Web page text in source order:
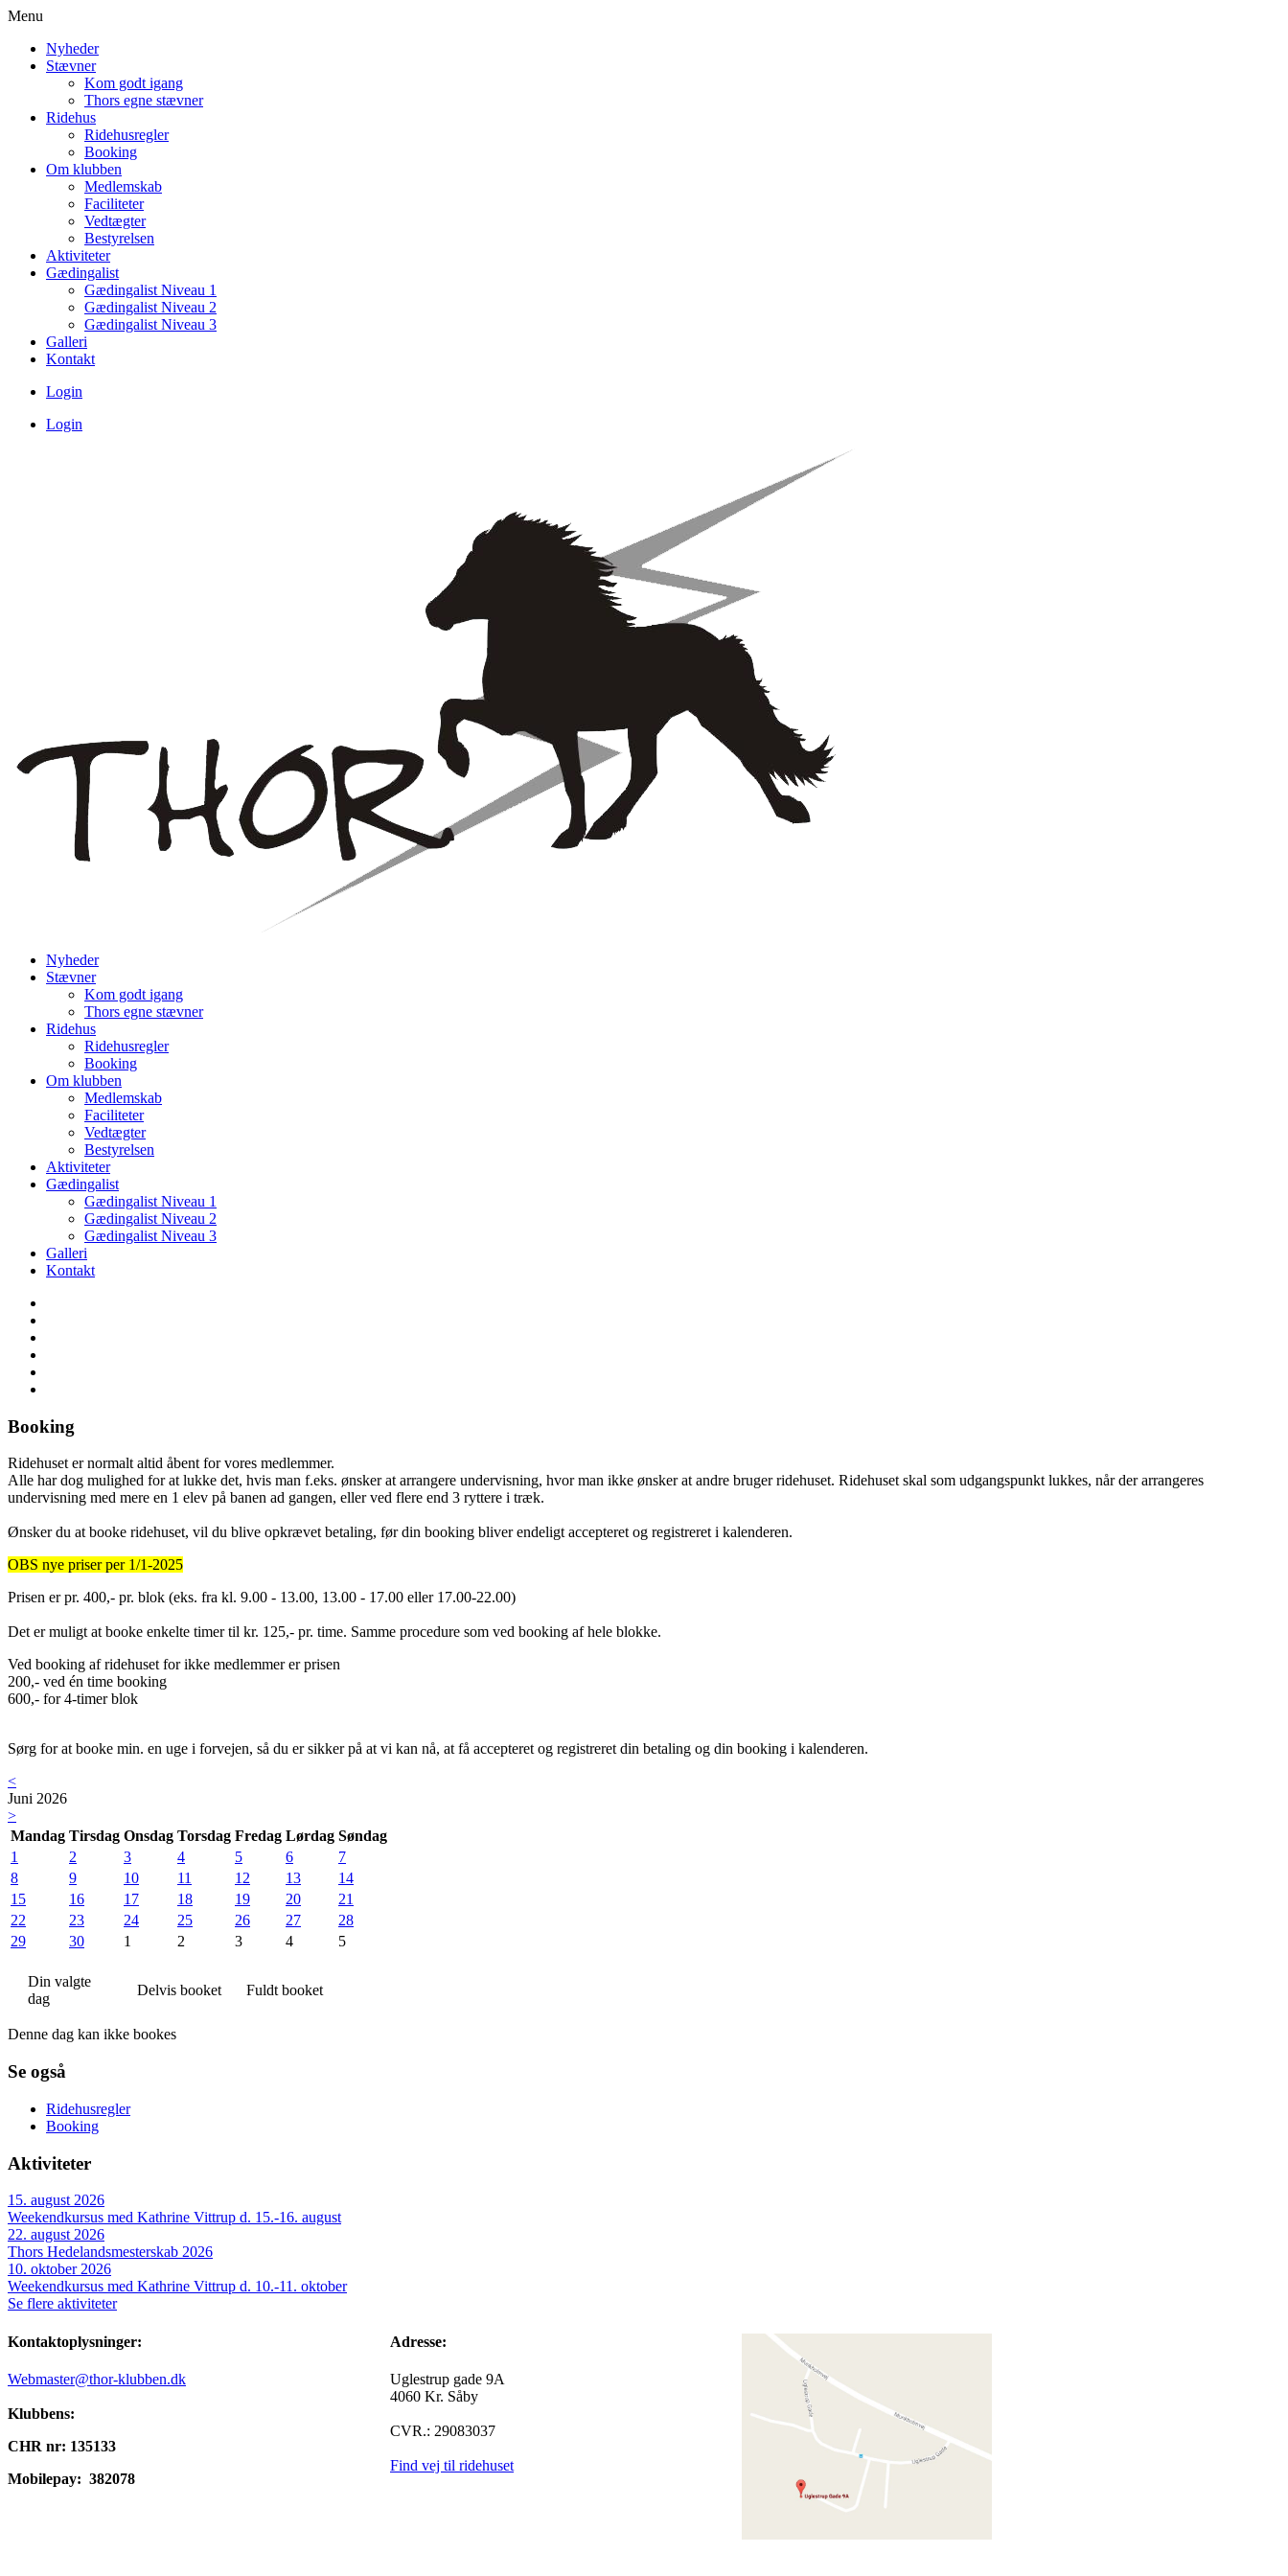
Menu
Nyheder
Stævner
Kom godt igang
Thors egne stævner
Ridehus
Ridehusregler
Booking
Om klubben
Medlemskab
Faciliteter
Vedtægter
Bestyrelsen
Aktiviteter
Gædingalist
Gædingalist Niveau 1
Gædingalist Niveau 2
Gædingalist Niveau 3
Galleri
Kontakt
Login
Login
Nyheder
Stævner
Kom godt igang
Thors egne stævner
Ridehus
Ridehusregler
Booking
Om klubben
Medlemskab
Faciliteter
Vedtægter
Bestyrelsen
Aktiviteter
Gædingalist
Gædingalist Niveau 1
Gædingalist Niveau 2
Gædingalist Niveau 3
Galleri
Kontakt
Booking
Ridehuset er normalt altid åbent for vores medlemmer.
Alle har dog mulighed for at lukke det, hvis man f.eks. ønsker at arrangere undervisning, hvor man ikke ønsker at andre bruger ridehuset. Ridehuset skal som udgangspunkt lukkes, når der arrangeres
undervisning med mere en 1 elev på banen ad gangen, eller ved flere end 3 ryttere i træk.
Ønsker du at booke ridehuset, vil du blive opkrævet betaling, før din booking bliver endeligt accepteret og registreret i kalenderen.
OBS nye priser per 1/1-2025
Prisen er pr. 400,- pr. blok (eks. fra kl. 9.00 - 13.00, 13.00 - 17.00 eller 17.00-22.00)
Det er muligt at booke enkelte timer til kr. 125,- pr. time. Samme procedure som ved booking af hele blokke.
Ved booking af ridehuset for ikke medlemmer er prisen
200,- ved én time booking
600,- for 4-timer blok
Sørg for at booke min. en uge i forvejen, så du er sikker på at vi kan nå, at få accepteret og registreret din betaling og din booking i kalenderen.
<
Juni 2026
>
Mandag Tirsdag Onsdag Torsdag Fredag Lørdag Søndag
1
2 3 4 5 6
7
8
9 10 11 12 13
14
15
16 17 18 19 20
21
22
23 24 25 26 27
28
29
30 1 2 3 4 5
Din valgte
dag
Delvis booket Fuldt booket
Denne dag kan ikke bookes
Se også
Ridehusregler
Booking
Aktiviteter
15. august 2026
Weekendkursus med Kathrine Vittrup d. 15.-16. august
22. august 2026
Thors Hedelandsmesterskab 2026
10. oktober 2026
Weekendkursus med Kathrine Vittrup d. 10.-11. oktober
Se flere aktiviteter
Kontaktoplysninger:
Webmaster@thor-klubben.dk
Klubbens:
CHR nr: 135133
Mobilepay: 382078
Adresse:
Uglestrup gade 9A
4060 Kr. Såby
CVR.: 29083037
Find vej til ridehuset